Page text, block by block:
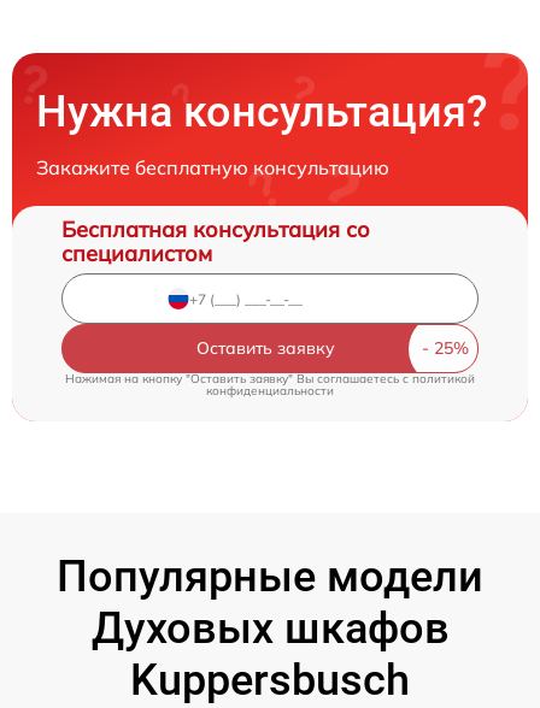
Нужна консультация?
Закажите бесплатную консультацию
Бесплатная консультация со
специалистом
Оставить заявку
Нажимая на кнопку "Оставить заявку" Вы соглашаетесь cполитикой
конфиденциальности
Популярные модели
Духовых шкафов
Kuppersbusch